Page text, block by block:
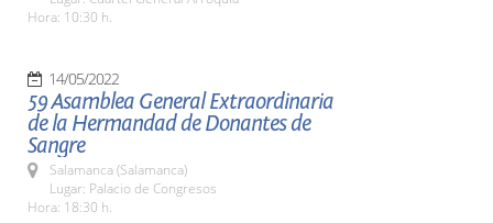
Hora: 10:30 h.
14/05/2022
59 Asamblea General Extraordinaria
de la Hermandad de Donantes de
Sangre
Salamanca (Salamanca)
Lugar: Palacio de Congresos
Hora: 18:30 h.